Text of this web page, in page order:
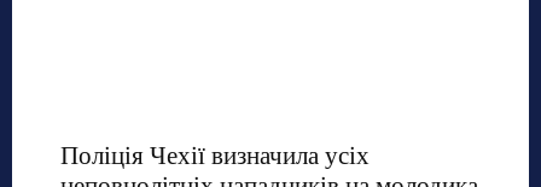
Поліція Чехії визначила усіх